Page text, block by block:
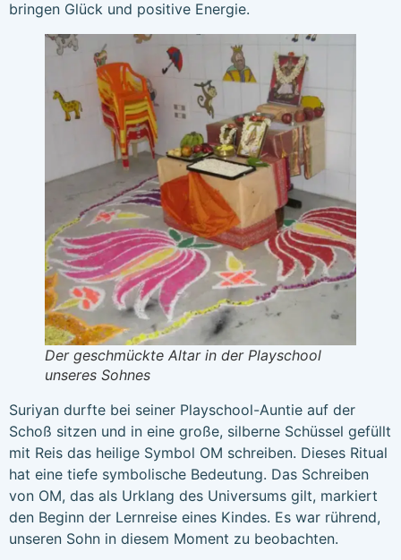
bringen Glück und positive Energie.
Der geschmückte Altar in der Playschool
unseres Sohnes
Suriyan durfte bei seiner Playschool-Auntie auf der
Schoß sitzen und in eine große, silberne Schüssel gefüllt
mit Reis das heilige Symbol OM schreiben. Dieses Ritual
hat eine tiefe symbolische Bedeutung. Das Schreiben
von OM, das als Urklang des Universums gilt, markiert
den Beginn der Lernreise eines Kindes. Es war rührend,
unseren Sohn in diesem Moment zu beobachten.